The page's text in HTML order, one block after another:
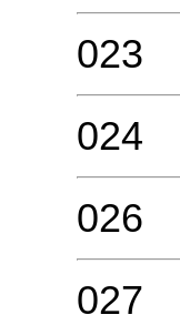
023
024
026
027